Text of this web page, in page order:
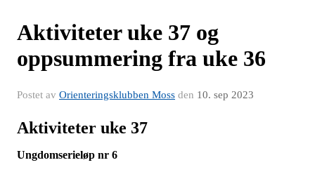
Aktiviteter uke 37 og
oppsummering fra uke 36
Postet av Orienteringsklubben Moss den 10. sep 2023
Aktiviteter uke 37
Ungdomserieløp nr 6